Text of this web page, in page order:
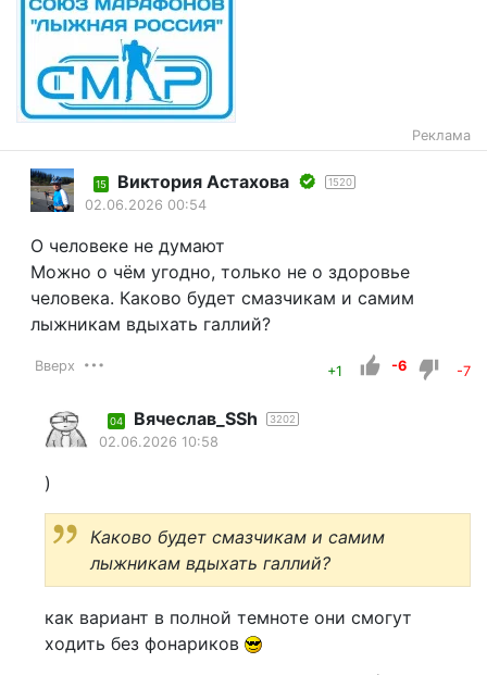
Реклама
15 Виктория Астахова 1520
02.06.2026 00:54
О человеке не думают
Можно о чём угодно, только не о здоровье
человека. Каково будет смазчикам и самим
лыжникам вдыхать галлий?
Вверх +1 -6 -7
04 Вячеслав_SSh 3202
02.06.2026 10:58
)
Каково будет смазчикам и самим
лыжникам вдыхать галлий?
как вариант в полной темноте они смогут
ходить без фонариков